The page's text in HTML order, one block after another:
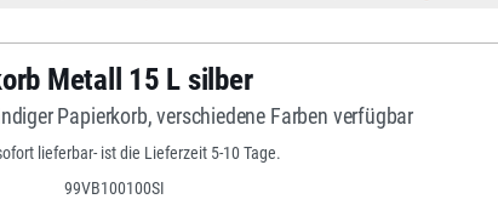
Metall 15 L silber
Papierkorb, verschiedene Farben verfügbar
lieferbar- ist die Lieferzeit 5-10 Tage.
99VB100100SI